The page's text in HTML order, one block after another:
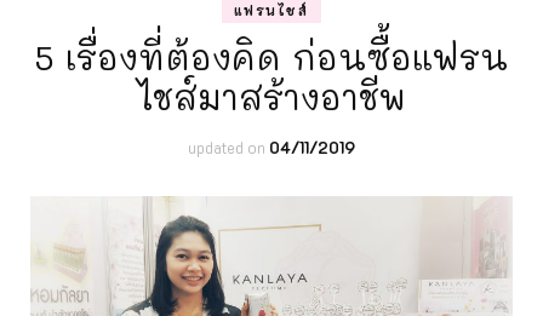
แฟรนไชส์
5 เรื่องที่ต้องคิด ก่อนซื้อแฟรน
ไชส์มาสร้างอาชีพ
updated on 04/11/2019